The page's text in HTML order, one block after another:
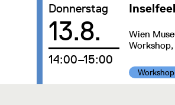
Wien
Kategorie:
Workshop
Datum:
13.8.
Donnerstag
um
14:00–15:00